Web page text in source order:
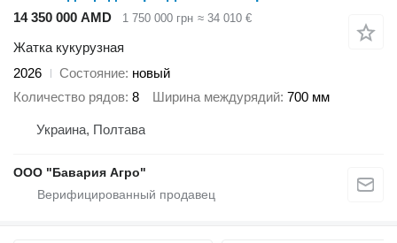
14 350 000 AMD
1 750 000 грн ≈ 34 010 €
Жатка кукурузная
2026
Состояние новый
Количество рядов 8 Ширина междурядий 700 мм
Украина, Полтава
ООО "Бавария Агро"